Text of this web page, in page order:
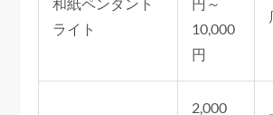
和紙ペンダント
ライト
円～
10,000
円
2,000